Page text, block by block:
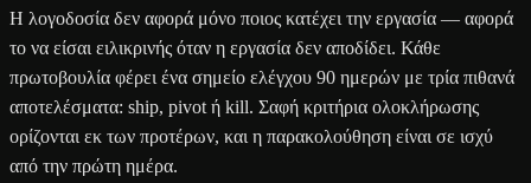
Η λογοδοσία δεν αφορά μόνο ποιος κατέχει την εργασία — αφορά
το να είσαι ειλικρινής όταν η εργασία δεν αποδίδει. Κάθε
πρωτοβουλία φέρει ένα σημείο ελέγχου 90 ημερών με τρία πιθανά
αποτελέσματα: ship, pivot ή kill. Σαφή κριτήρια ολοκλήρωσης
ορίζονται εκ των προτέρων, και η παρακολούθηση είναι σε ισχύ
από την πρώτη ημέρα.